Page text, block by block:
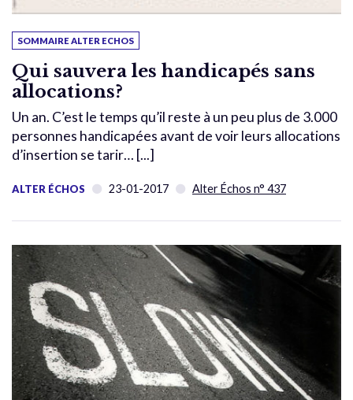
SOMMAIRE ALTER ECHOS
Qui sauvera les handicapés sans
allocations?
Un an. C’est le temps qu’il reste à un peu plus de 3.000
personnes handicapées avant de voir leurs allocations
d’insertion se tarir… [...]
ALTER ÉCHOS 23-01-2017 Alter Échos n° 437